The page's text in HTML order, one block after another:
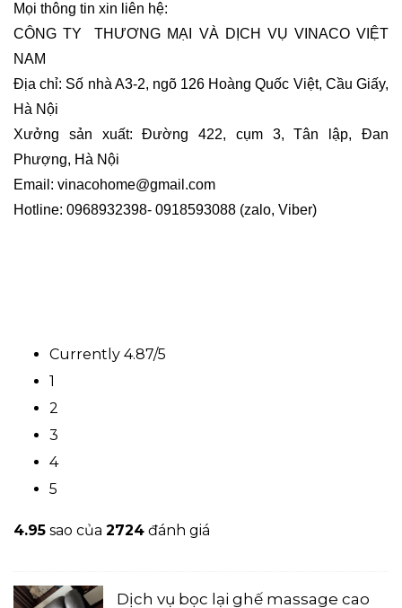
Mọi thông tin xin liên hệ:
CÔNG TY THƯƠNG MẠI VÀ DỊCH VỤ VINACO VIỆT
NAM
Địa chỉ: Số nhà A3-2, ngõ 126 Hoàng Quốc Việt, Cầu Giấy,
Hà Nội
Xưởng sản xuất: Đường 422, cụm 3, Tân lập, Đan
Phượng, Hà Nội
Email: vinacohome@gmail.com
Hotline: 0968932398- 0918593088 (zalo, Viber)
Currently 4.87/5
1
2
3
4
5
4.95 sao của 2724 đánh giá
Dịch vụ bọc lại ghế massage cao